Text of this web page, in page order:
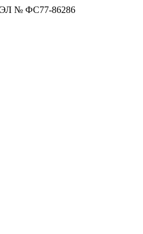
№ ФС77-86286